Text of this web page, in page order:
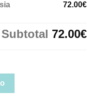
72.00€
Subtotal 72.00€